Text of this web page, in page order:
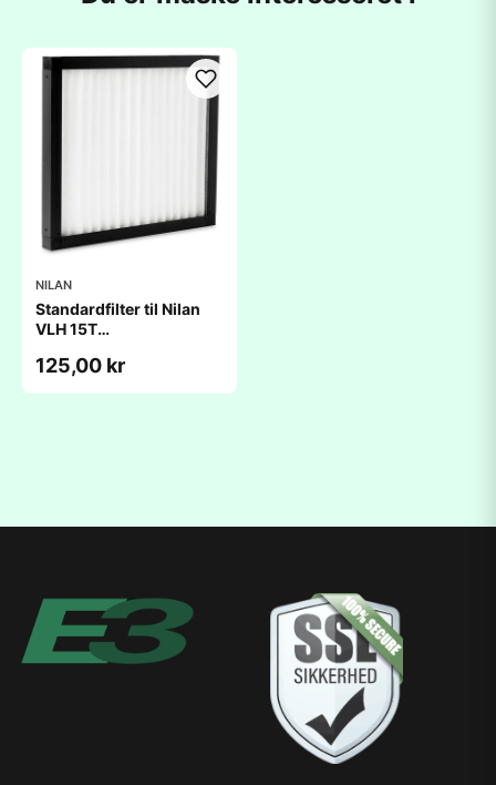
NILAN
Standardfilter til Nilan
VLH 15T
125,00 kr